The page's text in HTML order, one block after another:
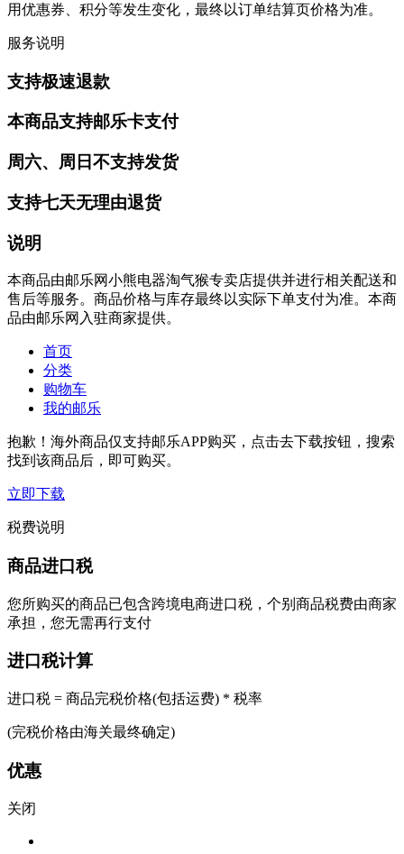
用优惠券、积分等发生变化，最终以订单结算页价格为准。
服务说明
支持极速退款
本商品支持邮乐卡支付
周六、周日不支持发货
支持七天无理由退货
说明
本商品由邮乐网小熊电器淘气猴专卖店提供并进行相关配送和
售后等服务。商品价格与库存最终以实际下单支付为准。本商
品由邮乐网入驻商家提供。
首页
分类
购物车
我的邮乐
抱歉！海外商品仅支持邮乐APP购买，点击去下载按钮，搜索
找到该商品后，即可购买。
立即下载
税费说明
商品进口税
您所购买的商品已包含跨境电商进口税，个别商品税费由商家
承担，您无需再行支付
进口税计算
进口税 = 商品完税价格(包括运费) * 税率
(完税价格由海关最终确定)
优惠
关闭